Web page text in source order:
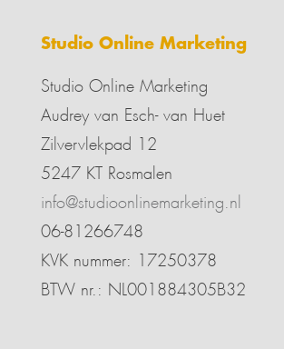
Studio Online Marketing
Studio Online Marketing
Audrey van Esch- van Huet
Zilvervlekpad 12
5247 KT Rosmalen
info@studioonlinemarketing.nl
06-81266748
KVK nummer: 17250378
BTW nr.: NL001884305B32